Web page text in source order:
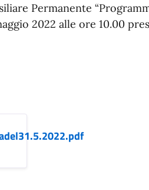
Permanente
2022 alle ore 10.00